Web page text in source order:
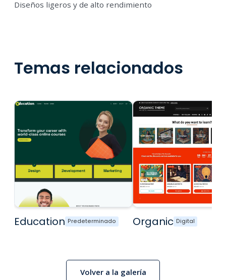
Diseños ligeros y de alto rendimiento
Temas relacionados
Education Predeterminado Organic Digital
Volver a la galería